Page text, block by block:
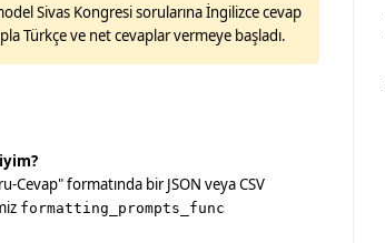
Sivas Kongresi sorularına İngilizce cevap
Türkçe ve net cevaplar vermeye başladı.
Cevap" formatında bir JSON veya CSV
formatting_prompts_func